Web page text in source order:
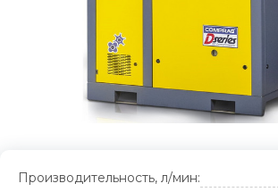
Производительность, л/мин: